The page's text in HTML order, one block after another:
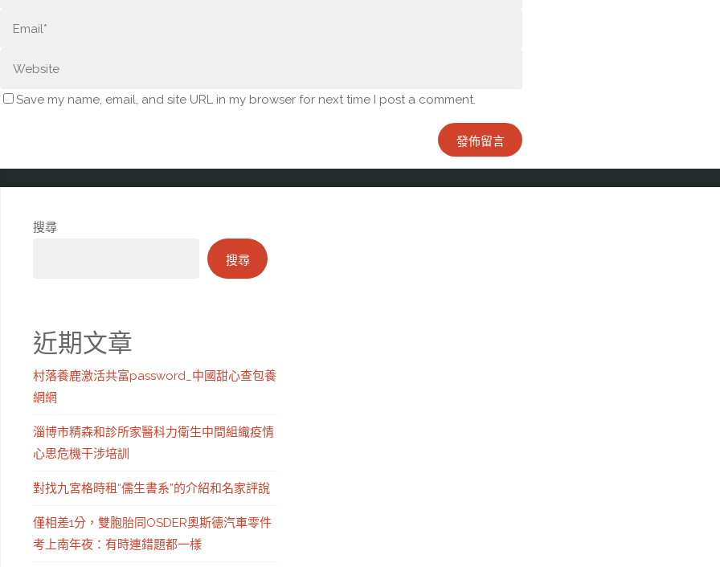
Save my name, email, and site URL in my browser for next time I post a comment.
搜尋
搜尋
近期文章
村落養鹿激活共富password_中國甜心查包養
網網
淄博市精森和診所家醫科力衛生中間組織疫情
心思危機干涉培訓
對找九宮格時租“儒生書系”的介紹和名家評說
僅相差1分，雙胞胎同OSDER奧斯德汽車零件
考上南年夜：有時連錯題都一樣